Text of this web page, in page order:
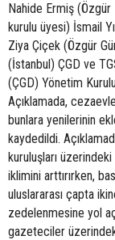
Nahide Ermiş
kurulu üyesi) İsmail
Ziya Çiçek (Özgür
(İstanbul) ÇGD ve
(ÇGD) Yönetim
Açıklamada,
bunlara yenilerinin
kaydedildi.
kuruluşları
iklimini arttırırken,
uluslararası çapta
zedelenmesine yol
gazeteciler